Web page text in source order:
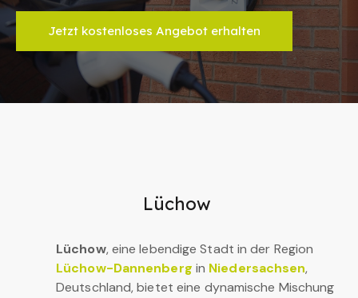
Jetzt kostenloses Angebot erhalten
Lüchow
Lüchow, eine lebendige Stadt in der Region
Lüchow-Dannenberg in Niedersachsen,
Deutschland, bietet eine dynamische Mischung